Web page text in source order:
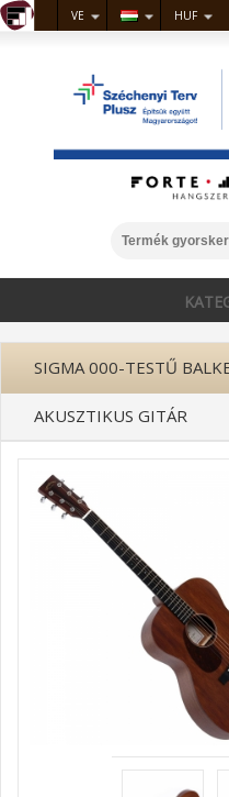
VE HUF
SIGMA 000-TESTŰ
AKUSZTIKUS GITÁR